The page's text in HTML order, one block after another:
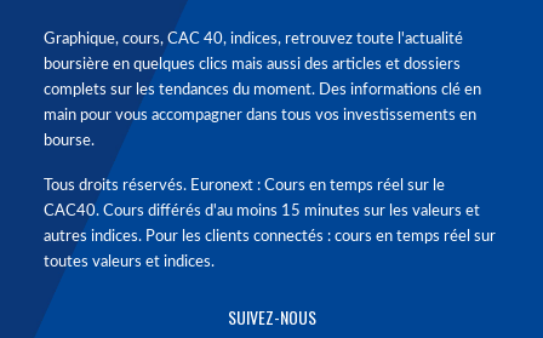
Graphique, cours, CAC 40, indices, retrouvez toute l'actualité
boursière en quelques clics mais aussi des articles et dossiers
complets sur les tendances du moment. Des informations clé en
main pour vous accompagner dans tous vos investissements en
bourse.
Tous droits réservés. Euronext : Cours en temps réel sur le
CAC40. Cours différés d'au moins 15 minutes sur les valeurs et
autres indices. Pour les clients connectés : cours en temps réel sur
toutes valeurs et indices.
SUIVEZ-NOUS